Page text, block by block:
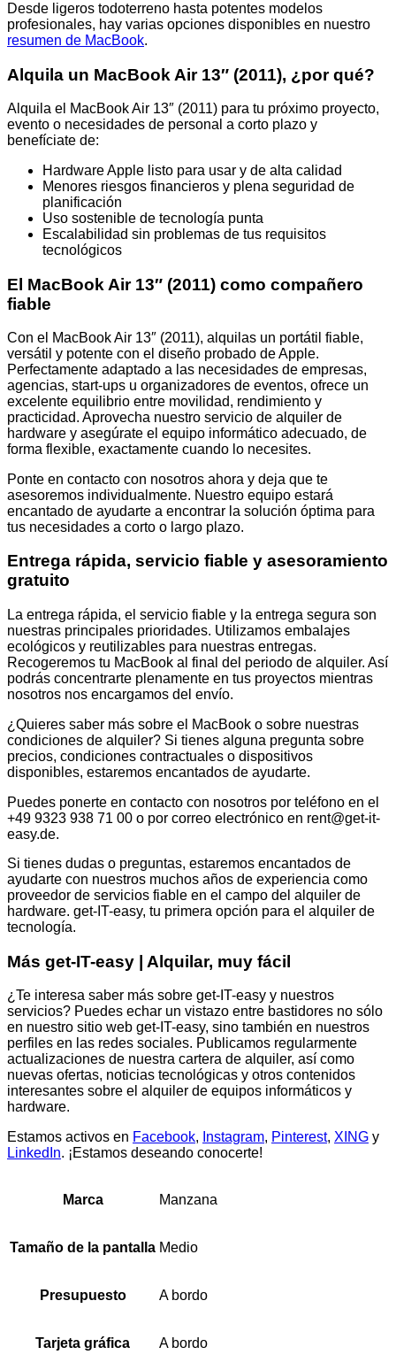
Desde ligeros todoterreno hasta potentes modelos
profesionales, hay varias opciones disponibles en nuestro
resumen de MacBook.
Alquila un MacBook Air 13″ (2011), ¿por qué?
Alquila el MacBook Air 13″ (2011) para tu próximo proyecto,
evento o necesidades de personal a corto plazo y
benefíciate de:
Hardware Apple listo para usar y de alta calidad
Menores riesgos financieros y plena seguridad de
planificación
Uso sostenible de tecnología punta
Escalabilidad sin problemas de tus requisitos
tecnológicos
El MacBook Air 13″ (2011) como compañero
fiable
Con el MacBook Air 13″ (2011), alquilas un portátil fiable,
versátil y potente con el diseño probado de Apple.
Perfectamente adaptado a las necesidades de empresas,
agencias, start-ups u organizadores de eventos, ofrece un
excelente equilibrio entre movilidad, rendimiento y
practicidad. Aprovecha nuestro servicio de alquiler de
hardware y asegúrate el equipo informático adecuado, de
forma flexible, exactamente cuando lo necesites.
Ponte en contacto con nosotros ahora y deja que te
asesoremos individualmente. Nuestro equipo estará
encantado de ayudarte a encontrar la solución óptima para
tus necesidades a corto o largo plazo.
Entrega rápida, servicio fiable y asesoramiento
gratuito
La entrega rápida, el servicio fiable y la entrega segura son
nuestras principales prioridades. Utilizamos embalajes
ecológicos y reutilizables para nuestras entregas.
Recogeremos tu MacBook al final del periodo de alquiler. Así
podrás concentrarte plenamente en tus proyectos mientras
nosotros nos encargamos del envío.
¿Quieres saber más sobre el MacBook o sobre nuestras
condiciones de alquiler? Si tienes alguna pregunta sobre
precios, condiciones contractuales o dispositivos
disponibles, estaremos encantados de ayudarte.
Puedes ponerte en contacto con nosotros por teléfono en el
+49 9323 938 71 00 o por correo electrónico en rent@get-it-
easy.de.
Si tienes dudas o preguntas, estaremos encantados de
ayudarte con nuestros muchos años de experiencia como
proveedor de servicios fiable en el campo del alquiler de
hardware. get-IT-easy, tu primera opción para el alquiler de
tecnología.
Más get-IT-easy | Alquilar, muy fácil
¿Te interesa saber más sobre get-IT-easy y nuestros
servicios? Puedes echar un vistazo entre bastidores no sólo
en nuestro sitio web get-IT-easy, sino también en nuestros
perfiles en las redes sociales. Publicamos regularmente
actualizaciones de nuestra cartera de alquiler, así como
nuevas ofertas, noticias tecnológicas y otros contenidos
interesantes sobre el alquiler de equipos informáticos y
hardware.
Estamos activos en Facebook, Instagram, Pinterest, XING y
LinkedIn. ¡Estamos deseando conocerte!
Marca Manzana
Tamaño de la pantalla Medio
Presupuesto A bordo
Tarjeta gráfica A bordo